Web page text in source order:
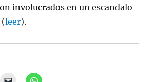
involucrados en un escandalo
(leer).